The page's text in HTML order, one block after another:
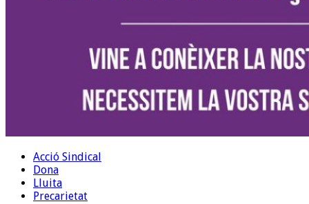
Acció Sindical
Dona
Lluita
Precarietat